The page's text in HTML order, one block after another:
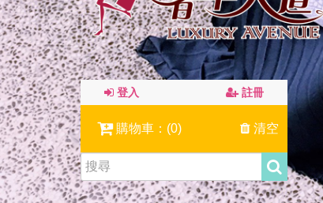
登入 註冊
購物車：(0) 清空